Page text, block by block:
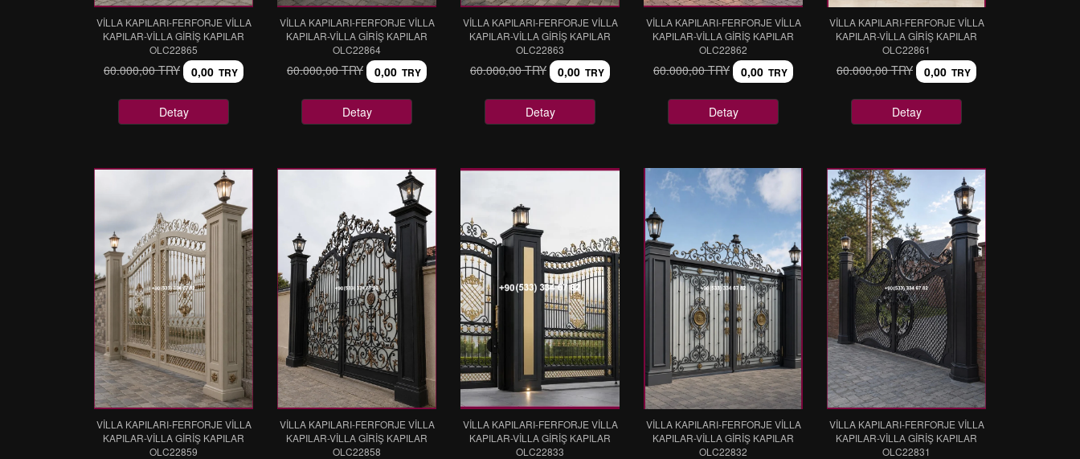
VİLLA KAPILARI-FERFORJE VİLLA
KAPILAR-VİLLA GİRİŞ KAPILAR
OLC22865
60.000,00 TRY 0,00 TRY
Detay
VİLLA KAPILARI-FERFORJE VİLLA
KAPILAR-VİLLA GİRİŞ KAPILAR
OLC22864
60.000,00 TRY 0,00 TRY
Detay
VİLLA KAPILARI-FERFORJE VİLLA
KAPILAR-VİLLA GİRİŞ KAPILAR
OLC22863
60.000,00 TRY 0,00 TRY
Detay
VİLLA KAPILARI-FERFORJE VİLLA
KAPILAR-VİLLA GİRİŞ KAPILAR
OLC22862
60.000,00 TRY 0,00 TRY
Detay
VİLLA KAPILARI-FERFORJE VİLLA
KAPILAR-VİLLA GİRİŞ KAPILAR
OLC22861
60.000,00 TRY 0,00 TRY
Detay
VİLLA KAPILARI-FERFORJE VİLLA
KAPILAR-VİLLA GİRİŞ KAPILAR
OLC22859
VİLLA KAPILARI-FERFORJE VİLLA
KAPILAR-VİLLA GİRİŞ KAPILAR
OLC22858
VİLLA KAPILARI-FERFORJE VİLLA
KAPILAR-VİLLA GİRİŞ KAPILAR
OLC22833
VİLLA KAPILARI-FERFORJE VİLLA
KAPILAR-VİLLA GİRİŞ KAPILAR
OLC22832
VİLLA KAPILARI-FERFORJE VİLLA
KAPILAR-VİLLA GİRİŞ KAPILAR
OLC22831